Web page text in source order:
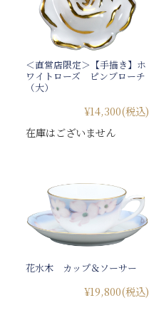
＜直営店限定＞【手描き】ホ
ワイトローズ ピンブローチ
（大）
¥14,300(税込)
在庫はございません
花水木 カップ＆ソーサー
¥19,800(税込)